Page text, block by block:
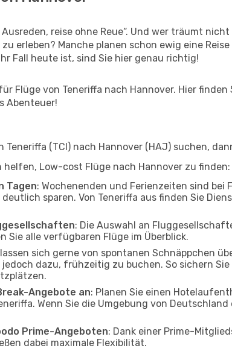
reise ohne Reue“. Und wer träumt
erleben? Manche planen schon ewig eine
Fall heute ist, sind Sie hier genau richtig!
Flüge von Teneriffa nach Hannover. Hier finden
Abenteuer!
(TCI) nach Hannover (HAJ) suchen,
helfen, Low-cost Flüge nach Hannover zu finden:
Tagen: Wochenenden und Ferienzeiten sind bei
sparen. Von Teneriffa aus finden Sie
: Die Auswahl an
Sie alle verfügbaren Flüge im Überblick.
sich gerne von spontanen Schnäppchen
dazu, frühzeitig zu buchen. So sichern
Angebote an: Planen Sie einen
Wenn Sie die Umgebung von
Prime-Angeboten: Dank einer Prime-
dabei maximale Flexibilität.